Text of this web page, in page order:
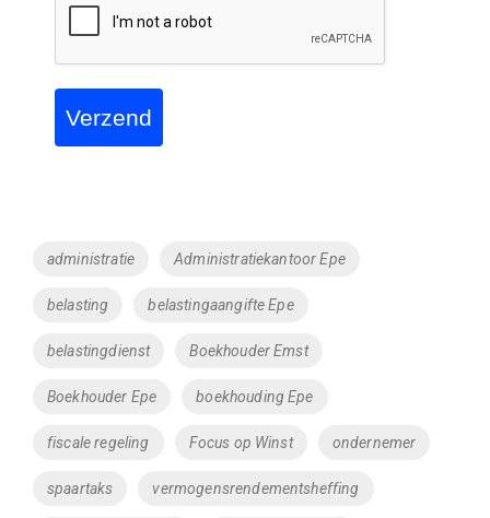
Verzend
Tags
administratie Administratiekantoor Epe
belasting belastingaangifte Epe
belastingdienst Boekhouder Emst
Boekhouder Epe boekhouding Epe
fiscale regeling Focus op Winst ondernemer
spaartaks vermogensrendementsheffing